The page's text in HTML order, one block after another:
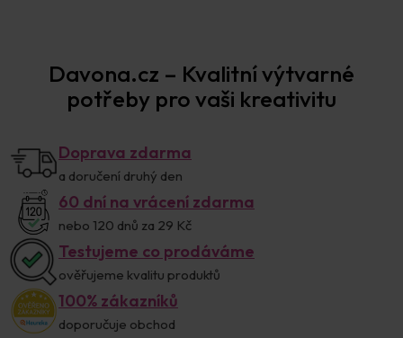
Davona.cz – Kvalitní výtvarné
potřeby pro vaši kreativitu
Doprava zdarma
a doručení druhý den
60 dní na vrácení zdarma
nebo 120 dnů za 29 Kč
Testujeme co prodáváme
ověřujeme kvalitu produktů
100% zákazníků
doporučuje obchod